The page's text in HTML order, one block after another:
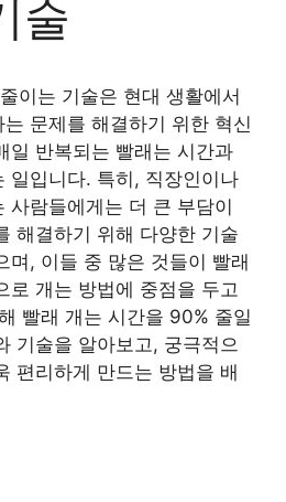
술
이는 기술은 현대 생활에서
문제를 해결하기 위한 혁신
일 반복되는 빨래는 시간과
일입니다. 특히, 직장인이나
사람들에게는 더 큰 부담이
해결하기 위해 다양한 기술
며, 이들 중 많은 것들이 빨래
로 개는 방법에 중점을 두고
빨래 개는 시간을 90% 줄일
기술을 알아보고, 궁극적으
편리하게 만드는 방법을 배